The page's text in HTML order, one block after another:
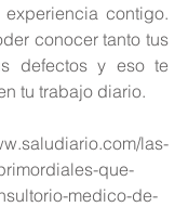
contigo.
conocer tanto tus
defectos y eso te
tu trabajo diario.
las-
que-
medico-de-